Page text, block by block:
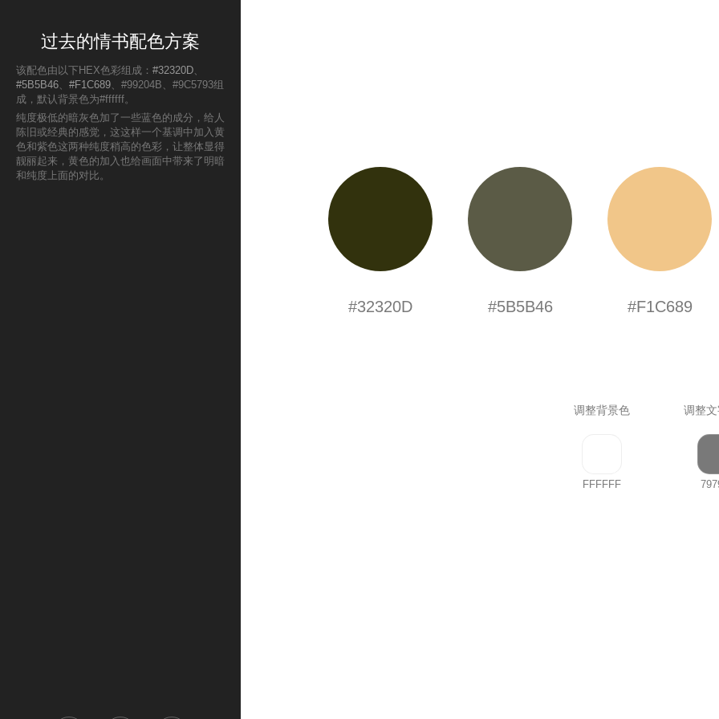
过去的情书配色方案
该配色由以下HEX色彩组成： #32320D、
#5B5B46、 #F1C689、#99204B、#9C5793组
成，默认背景色为#ffffff。
纯度极低的暗灰色加了一些蓝色的成分，给人
陈旧或经典的感觉，这这样一个基调中加入黄
色和紫色这两种纯度稍高的色彩，让整体显得
靓丽起来，黄色的加入也给画面中带来了明暗
和纯度上面的对比。
#32320D #5B5B46 #F1C689
调整背景色 调整